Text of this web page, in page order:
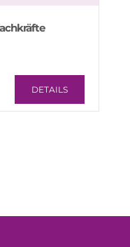
DETAILS